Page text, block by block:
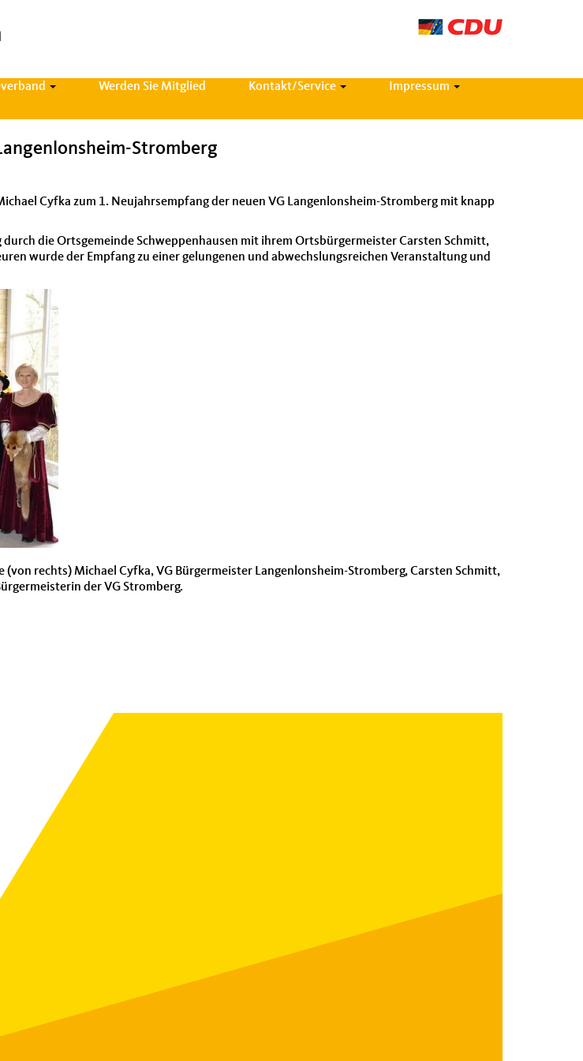
Werden Sie Mitglied Kontakt/Service Impressum
Stromberg
Cyf­ka zum 1. Neu­jahrsemp­fang der neuen VG Lan­gen­lon­sheim-Stromberg mit knapp
die Ortsgemein­de Schwep­pen­hausen mit ihrem Orts­bürg­er­meis­ter Carsten Schmitt,
wurde der Emp­fang zu ein­er gelun­genen und abwech­slungsre­ichen Ver­anstal­tung und
rechts) Michael Cyf­ka, VG Bürg­er­meis­ter Lan­gen­lon­sheim-Stromberg, Carsten Schmitt,
der VG Stromberg.